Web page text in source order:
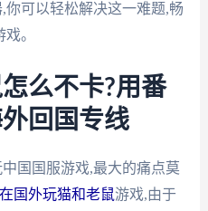
可以轻松解决这一难题,畅
。
么不卡?用番
回国专线
国国服游戏,最大的痛点莫
在国外玩猫和老鼠游戏,由于